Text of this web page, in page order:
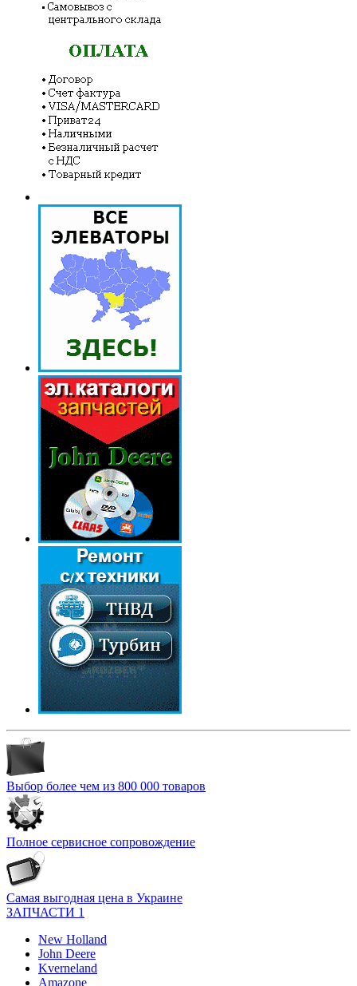
Выбор более чем из 800 000 товаров
Полное сервисное сопровождение
Самая выгодная цена в Украине
ЗАПЧАСТИ 1
New Holland
John Deere
Kverneland
Amazone